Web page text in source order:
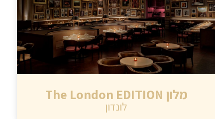
מלון The London EDITION
לונדון